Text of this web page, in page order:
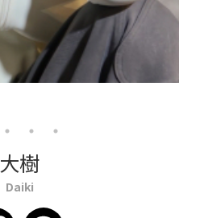
大樹
Daiki